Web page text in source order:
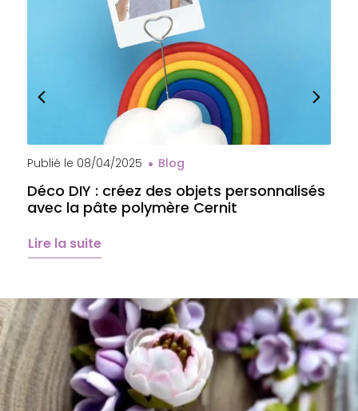
Publié le 08/04/2025 Blog
Déco DIY : créez des objets personnalisés
avec la pâte polymère Cernit
Lire la suite